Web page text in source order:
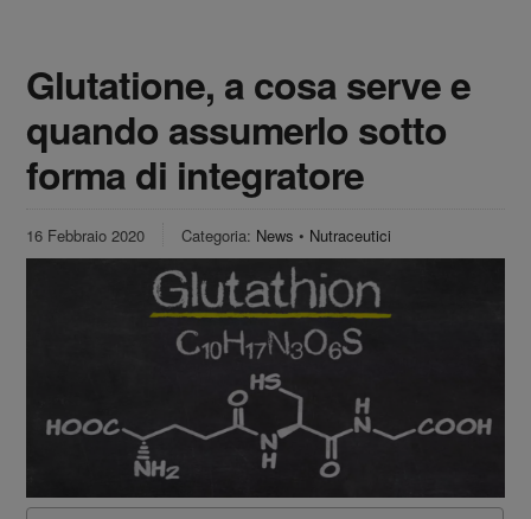
Glutatione, a cosa serve e
quando assumerlo sotto
forma di integratore
16 Febbraio 2020 Categoria: News • Nutraceutici